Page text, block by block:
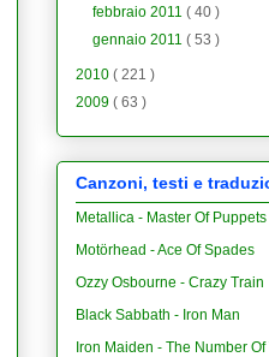
febbraio 2011( 40 )
gennaio 2011( 53 )
2010 ( 221 )
2009 ( 63 )
Canzoni, testi e
Metallica - Master Of Puppets
Motörhead - Ace Of Spades
Ozzy Osbourne - Crazy Train
Black Sabbath - Iron Man
Iron Maiden - The Number